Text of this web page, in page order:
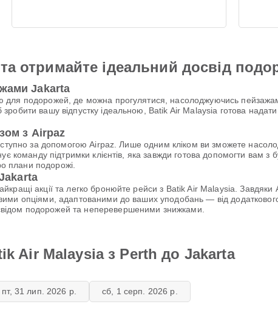
отримайте ідеальний досвід
Jakarta
для подорожей, де можна прогулятися, насолоджуючись
вашу відпустку ідеальною, Batik Air Malaysia готова надати
з Airpaz
за допомогою Airpaz. Лише одним кліком ви зможете
команду підтримки клієнтів, яка завжди готова допомогти вам
плани подорожі.
акції та легко бронюйте рейси з Batik Air Malaysia.
опціями, адаптованими до ваших уподобань — від
подорожей та неперевершеними знижками.
Air Malaysia з Perth до Jakarta
пт, 31 лип. 2026 р. сб, 1 серп. 2026 р.